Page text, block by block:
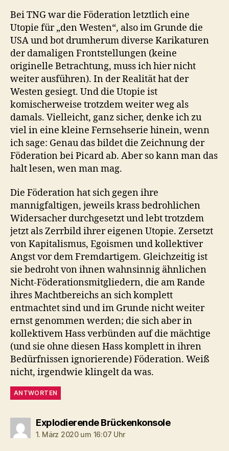
Bei TNG war die Föderation letztlich eine
Utopie für „den Westen“, also im Grunde die
USA und bot drumherum diverse Karikaturen
der damaligen Frontstellungen (keine
originelle Betrachtung, muss ich hier nicht
weiter ausführen). In der Realität hat der
Westen gesiegt. Und die Utopie ist
komischerweise trotzdem weiter weg als
damals. Vielleicht, ganz sicher, denke ich zu
viel in eine kleine Fernsehserie hinein, wenn
ich sage: Genau das bildet die Zeichnung der
Föderation bei Picard ab. Aber so kann man das
halt lesen, wen man mag.
Die Föderation hat sich gegen ihre
mannigfaltigen, jeweils krass bedrohlichen
Widersacher durchgesetzt und lebt trotzdem
jetzt als Zerrbild ihrer eigenen Utopie. Zersetzt
von Kapitalismus, Egoismen und kollektiver
Angst vor dem Fremdartigem. Gleichzeitig ist
sie bedroht von ihnen wahnsinnig ähnlichen
Nicht-Föderationsmitgliedern, die am Rande
ihres Machtbereichs an sich komplett
entmachtet sind und im Grunde nicht weiter
ernst genommen werden; die sich aber in
kollektivem Hass verbünden auf die mächtige
(und sie ohne diesen Hass komplett in ihren
Bedürfnissen ignorierende) Föderation. Weiß
nicht, irgendwie klingelt da was.
ANTWORTEN
Explodierende Brückenkonsolesagt:
1. März 2020 um 16:07 Uhr